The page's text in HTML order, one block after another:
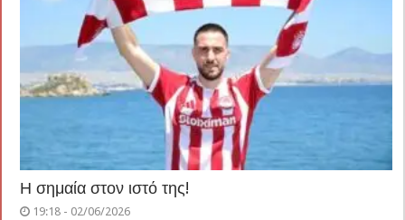
Η σημαία στον ιστό της!
19:18 - 02/06/2026